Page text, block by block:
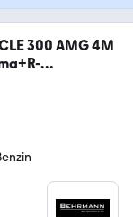
300 AMG 4M